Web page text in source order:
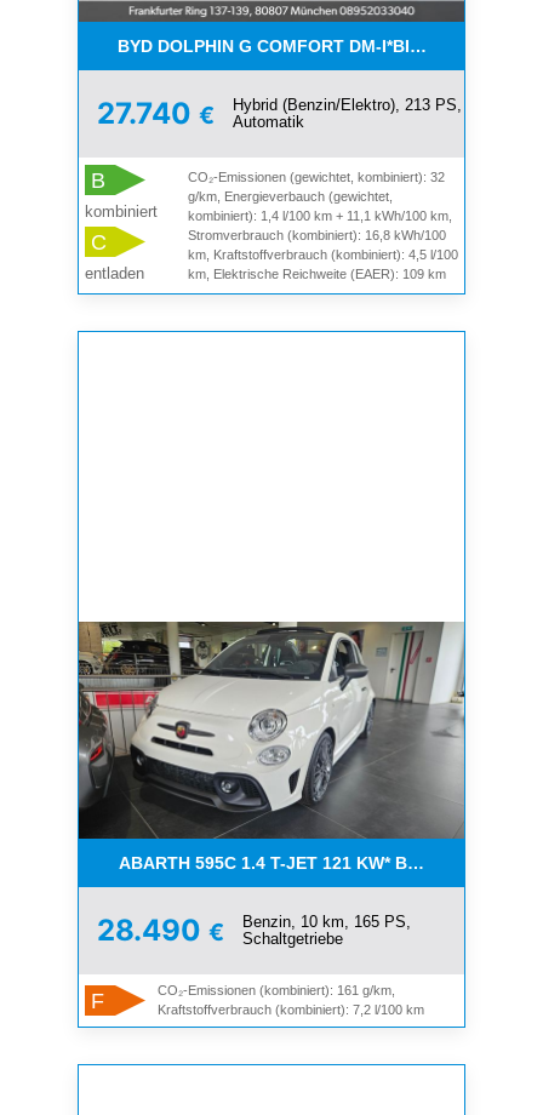
BYD DOLPHIN G COMFORT DM-I*BIS
27.740 €
Hybrid (Benzin/Elektro), 213 PS,
Automatik
B
kombiniert
C
entladen
CO₂-Emissionen (gewichtet, kombiniert): 32
g/km, Energieverbauch (gewichtet,
kombiniert): 1,4 l/100 km + 11,1 kWh/100 km,
Stromverbrauch (kombiniert): 16,8 kWh/100
km, Kraftstoffverbrauch (kombiniert): 4,5 l/100
km, Elektrische Reichweite (EAER): 109 km
ABARTH 595C 1.4 T-JET 121 KW*
28.490 €
Benzin, 10 km, 165 PS,
Schaltgetriebe
F
CO₂-Emissionen (kombiniert): 161 g/km,
Kraftstoffverbrauch (kombiniert): 7,2 l/100 km